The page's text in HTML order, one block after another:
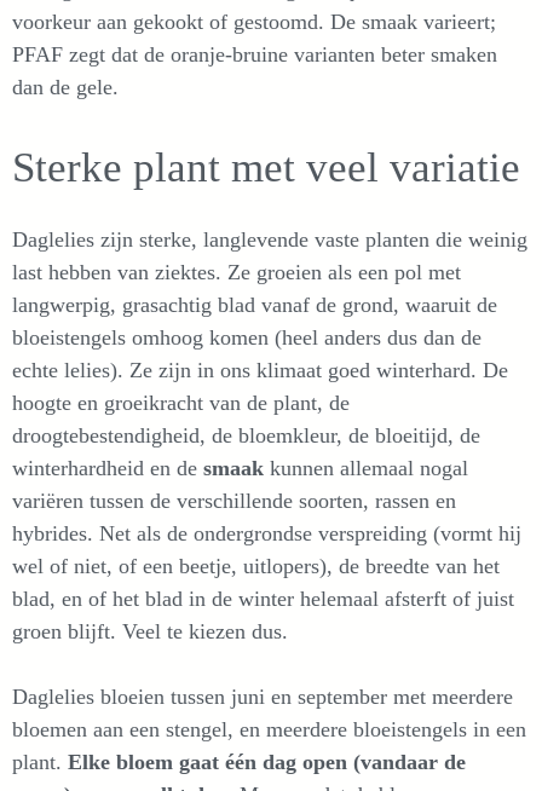
voorkeur aan gekookt of gestoomd. De smaak varieert;
PFAF zegt dat de oranje-bruine varianten beter smaken
dan de gele.
Sterke plant met veel variatie
Daglelies zijn sterke, langlevende vaste planten die weinig
last hebben van ziektes. Ze groeien als een pol met
langwerpig, grasachtig blad vanaf de grond, waaruit de
bloeistengels omhoog komen (heel anders dus dan de
echte lelies). Ze zijn in ons klimaat goed winterhard. De
hoogte en groeikracht van de plant, de
droogtebestendigheid, de bloemkleur, de bloeitijd, de
winterhardheid en de smaak kunnen allemaal nogal
variëren tussen de verschillende soorten, rassen en
hybrides. Net als de ondergrondse verspreiding (vormt hij
wel of niet, of een beetje, uitlopers), de breedte van het
blad, en of het blad in de winter helemaal afsterft of juist
groen blijft. Veel te kiezen dus.
Daglelies bloeien tussen juni en september met meerdere
bloemen aan een stengel, en meerdere bloeistengels in een
plant. Elke bloem gaat één dag open (vandaar de